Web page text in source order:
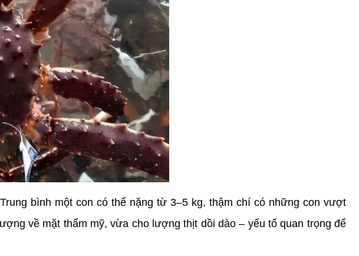
bình một con có thể nặng từ 3–5 kg, thậm chí có những con vượt
về mặt thẩm mỹ, vừa cho lượng thịt dồi dào – yếu tố quan trọng để